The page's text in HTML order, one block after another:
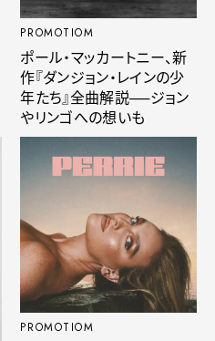
PROMOTIOM
ポール・マッカートニー、新
作『ダンジョン・レインの少
年たち』全曲解説──ジョン
やリンゴへの想いも
PROMOTIOM